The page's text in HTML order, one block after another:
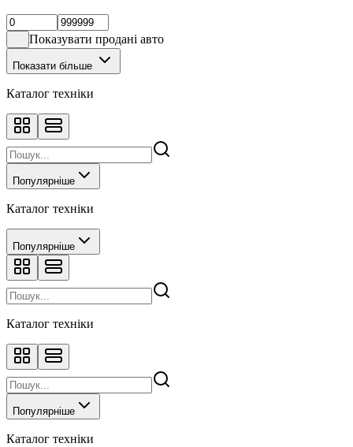
Показувати продані авто
Показати більше
Каталог техніки
Популярніше
Каталог техніки
Популярніше
Каталог техніки
Популярніше
Каталог техніки